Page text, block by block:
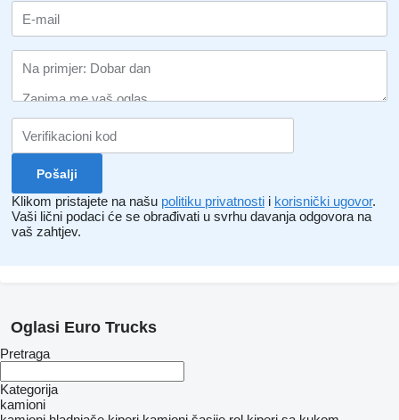
Klikom pristajete na našu politiku privatnosti i korisnički ugovor.
Vaši lični podaci će se obrađivati ​​u svrhu davanja odgovora na
vaš zahtjev.
Oglasi Euro Trucks
Pretraga
Kategorija
kamioni